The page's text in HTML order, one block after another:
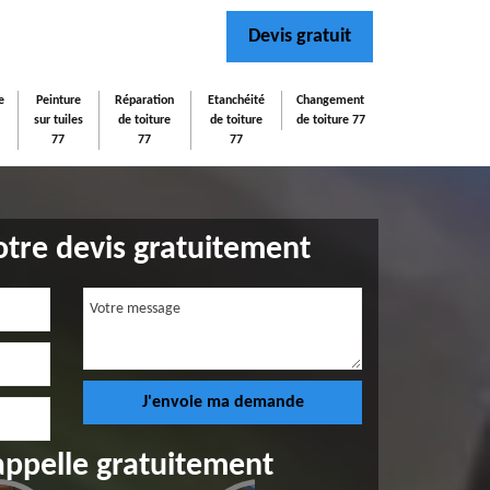
Devis gratuit
Peinture
sur tuiles
77
Réparation
de toiture
77
Etanchéité
de toiture
77
Changement
de toiture 77
devis gratuitement
gratuitement